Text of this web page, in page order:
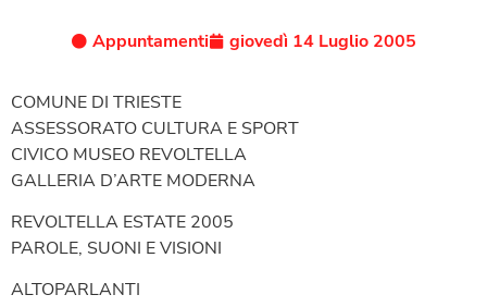
Appuntamenti giovedì 14 Luglio 2005
COMUNE DI TRIESTE
ASSESSORATO CULTURA E SPORT
CIVICO MUSEO REVOLTELLA
GALLERIA D’ARTE MODERNA
REVOLTELLA ESTATE 2005
PAROLE, SUONI E VISIONI
ALTOPARLANTI